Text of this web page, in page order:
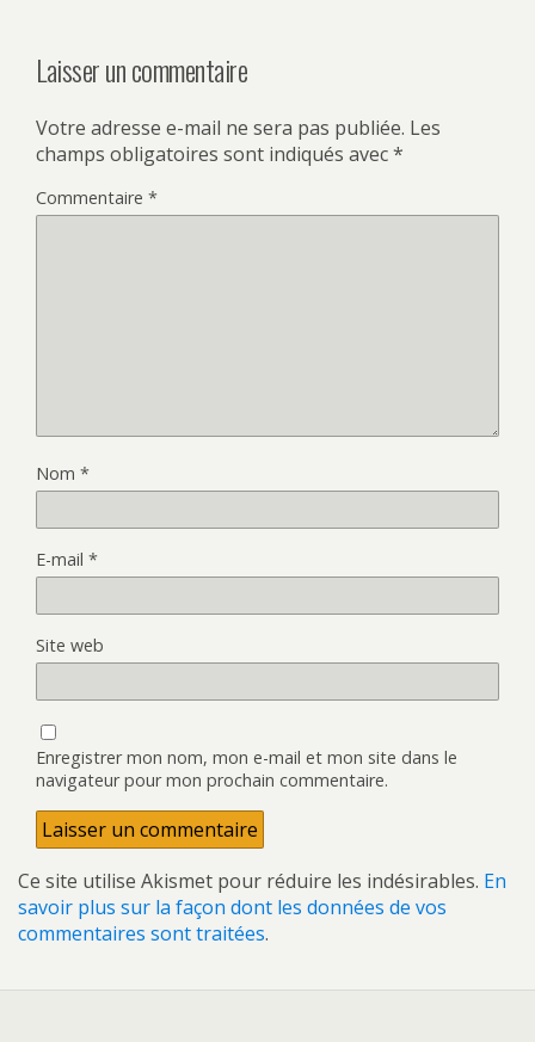
Laisser un commentaire
Votre adresse e-mail ne sera pas publiée. Les
champs obligatoires sont indiqués avec*
Commentaire *
Nom *
E-mail *
Site web
Enregistrer mon nom, mon e-mail et mon site dans le
navigateur pour mon prochain commentaire.
Ce site utilise Akismet pour réduire les indésirables. En
savoir plus sur la façon dont les données de vos
commentaires sont traitées.